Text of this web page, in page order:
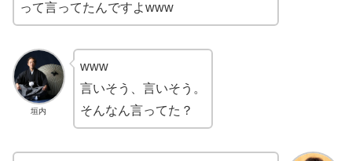
って言ってたんですよwww
垣内
www
言いそう、言いそう。
そんなん言ってた？